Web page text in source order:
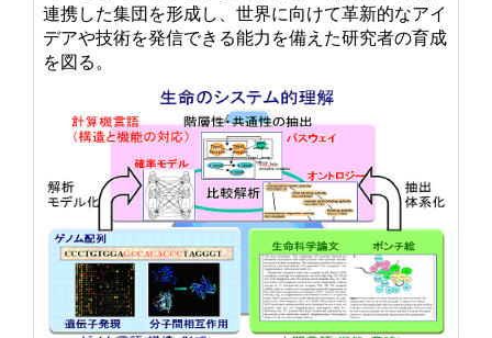
連携した集団を形成し、世界に向けて革新的なアイ
デアや技術を発信できる能力を備えた研究者の育成
を図る。